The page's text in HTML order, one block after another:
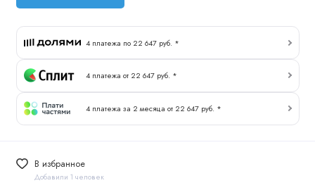
4 платежа по 22 647 руб. *
4 платежа от 22 647 руб. *
4 платежа за 2 месяца от 22 647 руб. *
В избранное
Добавили 1 человек